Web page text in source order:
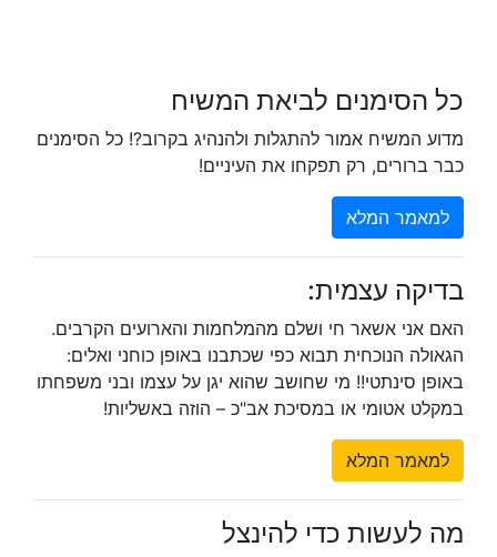
כל הסימנים לביאת המשיח
מדוע המשיח אמור להתגלות ולהנהיג בקרוב?! כל הסימנים
כבר ברורים, רק תפקחו את העיניים!
למאמר המלא
בדיקה עצמית:
האם אני אשאר חי ושלם מהמלחמות והארועים הקרבים.
הגאולה הנוכחית תבוא כפי שכתבנו באופן כוחני ואלים:
באופן סינתטי!! מי שחושב שהוא יגן על עצמו ובני משפחתו
במקלט אטומי או במסיכת אב"כ – הוזה באשליות!
למאמר המלא
מה לעשות כדי להינצל